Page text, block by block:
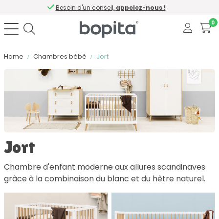
Besoin d'un conseil, appelez-nous !
0
Home Chambres bébé Jort
Couleur
Matériau
Contient softclose
Nombre de tiroirs
Jort
Chambre d'enfant moderne aux allures scandinaves
grâce à la combinaison du blanc et du hêtre naturel.